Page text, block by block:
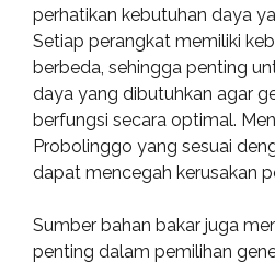
perhatikan kebutuhan daya
Setiap perangkat memiliki
berbeda, sehingga penting
daya yang dibutuhkan agar
berfungsi secara optimal.
Probolinggo yang sesuai
dapat mencegah kerusakan
Sumber bahan bakar juga
penting dalam pemilihan